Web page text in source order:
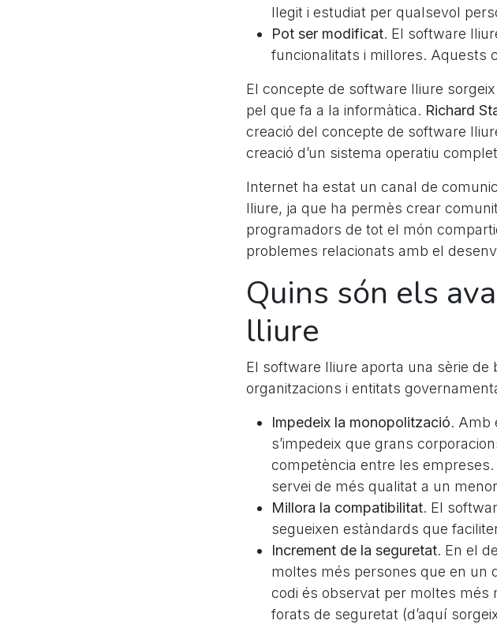
llegit i estudiat per qualsevol
Pot ser modificat. El software
funcionalitats i millores. Aquests
El concepte de software lliure
pel que fa a la informàtica. Richard
creació del concepte de software
creació d’un sistema operatiu
Internet ha estat un canal de
lliure, ja que ha permès crear
programadors de tot el món
problemes relacionats amb el
Quins són els
lliure
El software lliure aporta una sèrie
organitzacions i entitats
Impedeix la monopolització. Amb
s’impedeix que grans
competència entre les empreses.
servei de més qualitat a un
Millora la compatibilitat. El
segueixen estàndards que
Increment de la seguretat. En el
moltes més persones que en un
codi és observat per moltes més
forats de seguretat (d’aquí